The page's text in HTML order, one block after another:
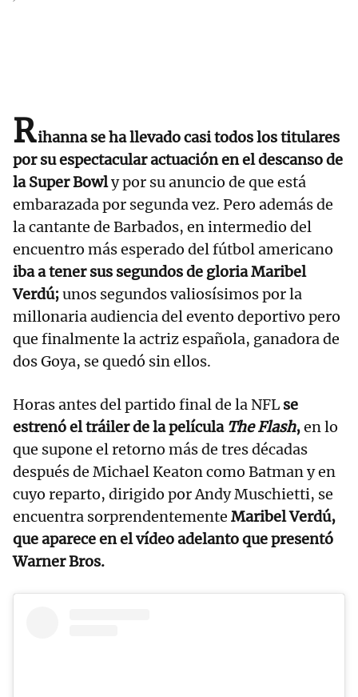
Rihanna se ha llevado casi todos los titulares
por su espectacular actuación en el descanso de
la Super Bowly por su anuncio de que está
embarazada por segunda vez. Pero además de
la cantante de Barbados, en intermedio del
encuentro más esperado del fútbol americano
iba a tener sus segundos de gloria Maribel
Verdú;unos segundos valiosísimos por la
millonaria audiencia del evento deportivo pero
que finalmente la actriz española, ganadora de
dos Goya, se quedó sin ellos.
Horas antes del partido final de la NFL se
estrenó el tráiler de la película The Flash,en lo
que supone el retorno más de tres décadas
después de Michael Keaton como Batman y en
cuyo reparto, dirigido por Andy Muschietti, se
encuentra sorprendentemente Maribel Verdú,
que aparece en el vídeo adelanto que presentó
Warner Bros.